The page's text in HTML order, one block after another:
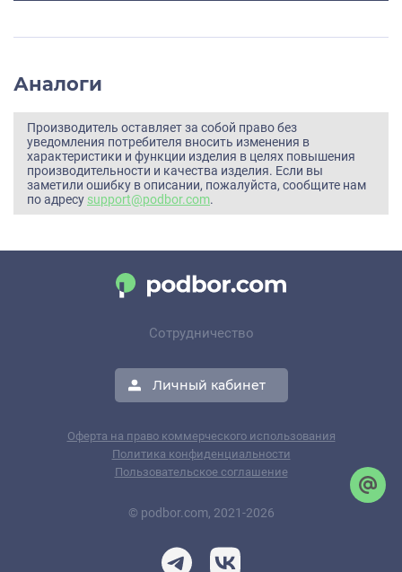
Аналоги
Производитель оставляет за собой право без
уведомления потребителя вносить изменения в
характеристики и функции изделия в целях повышения
производительности и качества изделия. Если вы
заметили ошибку в описании, пожалуйста, сообщите нам
по адресу support@podbor.com.
Сотрудничество
Личный кабинет
Оферта на право коммерческого использования
Политика конфиденциальности
Пользовательское соглашение
© podbor.com, 2021-2026